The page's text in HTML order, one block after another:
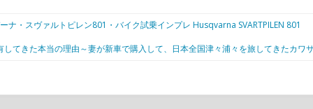
・スヴァルトピレン801・バイク試乗インプレ Husqvarna SVARTPILEN 801
してきた本当の理由～妻が新車で購入して、日本全国津々浦々を旅してきたカワ